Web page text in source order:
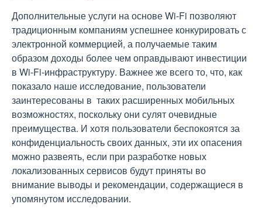
Дополнительные услуги на основе Wi-Fi позволяют
традиционным компаниям успешнее конкурировать с
электронной коммерцией, а получаемые таким
образом доходы более чем оправдывают инвестиции
в Wi-Fi-инфраструктуру. Важнее же всего то, что, как
показало наше исследование, пользователи
заинтересованы в таких расширенных мобильных
возможностях, поскольку они сулят очевидные
преимущества. И хотя пользователи беспокоятся за
конфиденциальность своих данных, эти их опасения
можно развеять, если при разработке новых
локализованных сервисов будут приняты во
внимание выводы и рекомендации, содержащиеся в
упомянутом исследовании.